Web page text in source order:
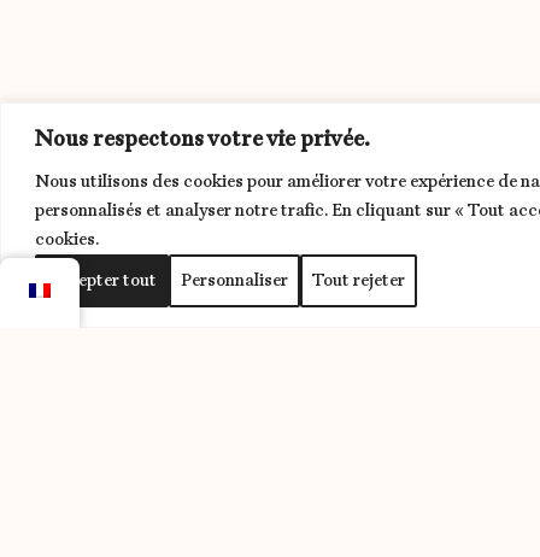
Nous respectons votre vie privée.
Nous utilisons des cookies pour améliorer votre expérience de
personnalisés et analyser notre trafic. En cliquant sur « Tout
cookies.
Personnaliser
Tout rejeter
Accepter tout